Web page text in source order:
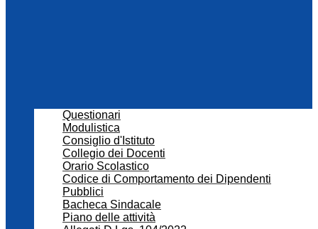
Questionari
Modulistica
Consiglio d'Istituto
Collegio dei Docenti
Orario Scolastico
Codice di Comportamento dei Dipendenti
Pubblici
Bacheca Sindacale
Piano delle attività